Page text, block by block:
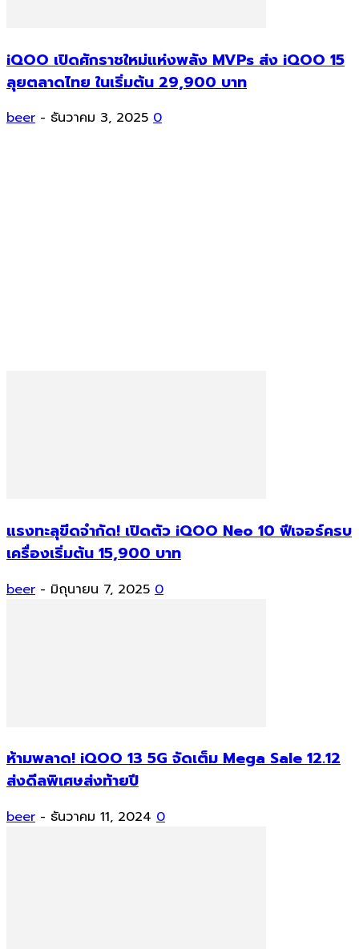
iQOO เปิดศักราชใหม่แห่งพลัง MVPs ส่ง iQOO 15
ลุยตลาดไทย ในเริ่มต้น 29,900 บาท
beer - ธันวาคม 3, 2025 0
แรงทะลุขีดจำกัด! เปิดตัว iQOO Neo 10 ฟีเจอร์ครบ
เครื่องเริ่มต้น 15,900 บาท
beer - มิถุนายน 7, 2025 0
ห้ามพลาด! iQOO 13 5G จัดเต็ม Mega Sale 12.12
ส่งดีลพิเศษส่งท้ายปี
beer - ธันวาคม 11, 2024 0